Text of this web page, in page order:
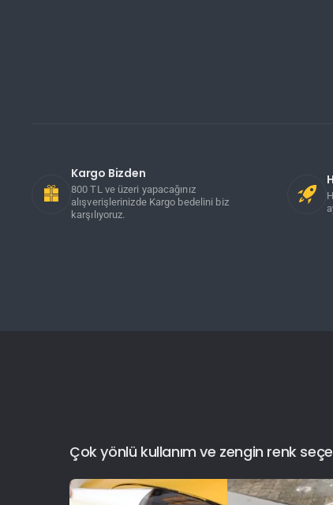
Kargo Bizden
800 TL ve üzeri yapacağınız
alışverişlerinizde Kargo bedelini biz
karşılıyoruz.
Çok yönlü kullanım ve zengin renk